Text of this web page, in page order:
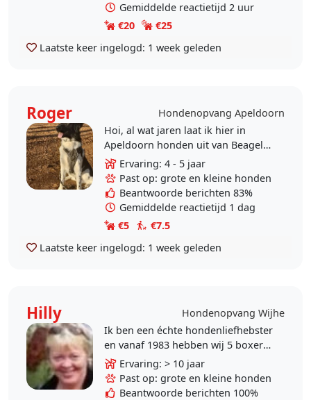
Gemiddelde reactietijd 2 uur
€20
€25
Laatste keer ingelogd: 1 week geleden
Roger
Hondenopvang Apeldoorn
Hoi, al wat jaren laat ik hier in
Apeldoorn honden uit van Beagels
tot Herdershonden. Referenties
heb ik dus. Graag zoek ik dus een
hond waarmee ik..
Ervaring: 4 - 5 jaar
Past op: grote en kleine honden
Beantwoorde berichten 83%
Gemiddelde reactietijd 1 dag
€5
€7.5
Laatste keer ingelogd: 1 week geleden
Hilly
Hondenopvang Wijhe
Ik ben een échte hondenliefhebster
en vanaf 1983 hebben wij 5 boxers
gehad. Mijn man en ik zijn beiden
ook opgegroeid met honden. Wij
hebben nu geen..
Ervaring: > 10 jaar
Past op: grote en kleine honden
Beantwoorde berichten 100%